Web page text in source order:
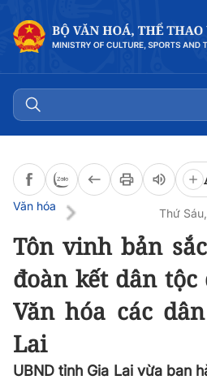
Văn hóa
Thứ
Tôn vinh bản
đoàn kết dân tộc
Văn hóa các
Lai
UBND tỉnh Gia Lai vừa ban
Đọc bài